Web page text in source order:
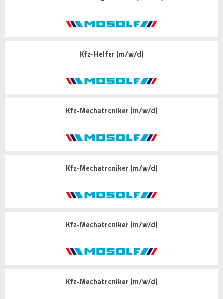
Kfz-Helfer (m/w/d)
Kfz-Mechatroniker (m/w/d)
Kfz-Mechatroniker (m/w/d)
Kfz-Mechatroniker (m/w/d)
Kfz-Mechatroniker (m/w/d)